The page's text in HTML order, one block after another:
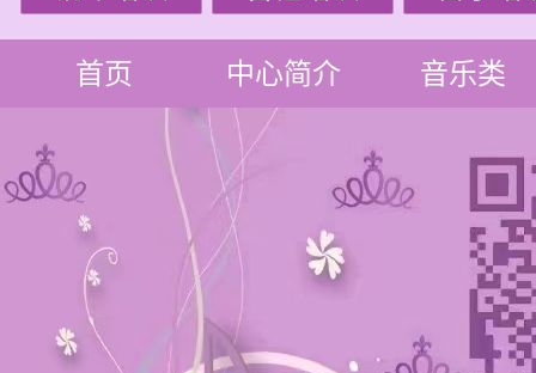
首页 中心简介 音乐类